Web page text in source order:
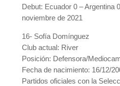
Debut: Ecuador 0 – Argentina
noviembre de 2021
16- Sofía Domínguez
Club actual: River
Posición: Defensora/
Fecha de nacimiento: 16/12/
Partidos oficiales con la